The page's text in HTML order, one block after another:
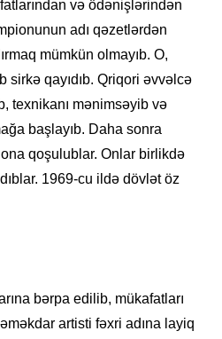
və ödənişlərindən
adı qəzetlərdən
mümkün olmayıb. O,
sirkə qayıdıb. Qriqori əvvəlcə
texnikanı mənimsəyib və
başlayıb. Daha sonra
qoşulublar. Onlar birlikdə
1969-cu ildə dövlət öz
bərpa edilib, mükafatları
artisti fəxri adına layiq